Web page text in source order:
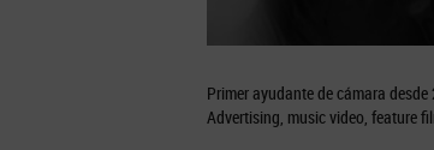
Primer ayudante de cámara
Advertising, music video, feature